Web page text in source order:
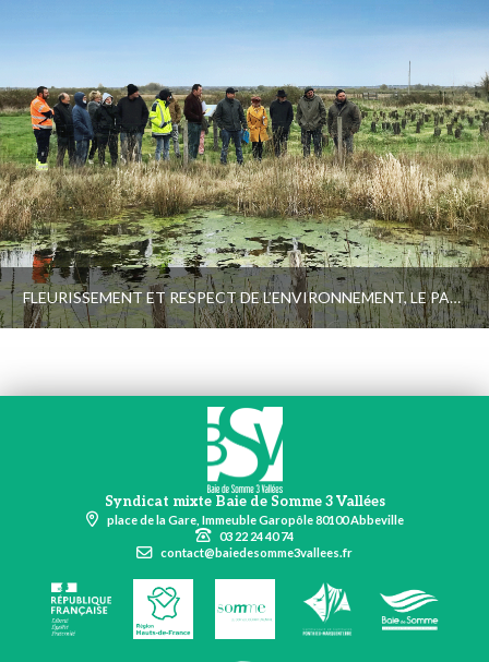
FLEURISSEMENT ET RESPECT DE L’ENVIRONNEMENT, LE PARC NATUREL RÉGIONAL ACCOMPAGNE VOS COMMUNES
Syndicat mixte Baie de Somme 3 Vallées
place de la Gare, Immeuble Garopôle 80100 Abbeville
03 22 24 40 74
contact@baiedesomme3vallees.fr